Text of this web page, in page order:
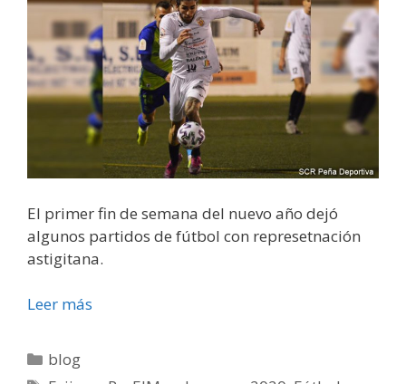
El primer fin de semana del nuevo año dejó
algunos partidos de fútbol con represetnación
astigitana.
Leer más
blog